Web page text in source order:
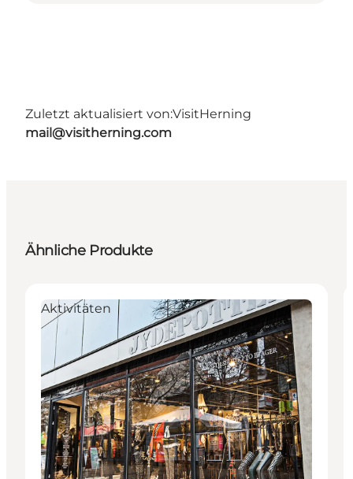
Zuletzt aktualisiert von:VisitHerning
mail@visitherning.com
Ähnliche Produkte
Aktivitäten